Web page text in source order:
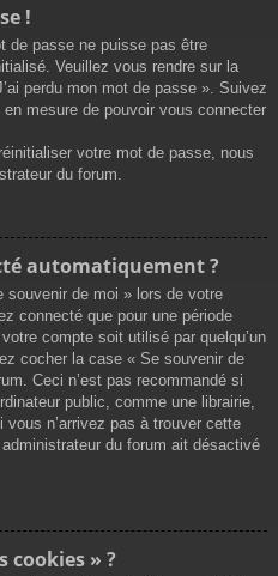
!
de passe ne puisse pas être
Veuillez vous rendre sur la
perdu mon mot de passe ». Suivez
mesure de pouvoir vous connecter
votre mot de passe, nous
du forum.
automatiquement ?
de moi » lors de votre
connecté que pour une période
compte soit utilisé par quelqu’un
cocher la case « Se souvenir de
Ceci n’est pas recommandé si
public, comme une librairie,
n’arrivez pas à trouver cette
du forum ait désactivé
cookies » ?